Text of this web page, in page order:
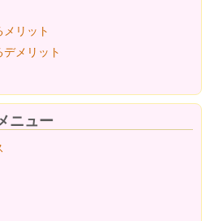
リット
メリット
ニュー